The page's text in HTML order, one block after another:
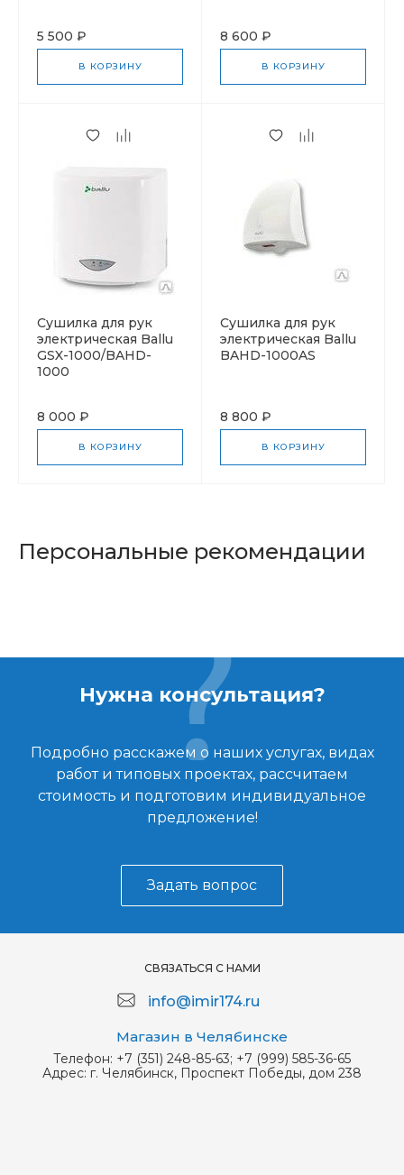
5 500 ₽
В КОРЗИНУ
8 600 ₽
В КОРЗИНУ
Cушилка для рук
электрическая Ballu
GSX-1000/BAHD-
1000
8 000 ₽
В КОРЗИНУ
Cушилка для рук
электрическая Ballu
BAHD-1000AS
8 800 ₽
В КОРЗИНУ
Персональные рекомендации
Нужна консультация?
Подробно расскажем о наших услугах, видах
работ и типовых проектах, рассчитаем
стоимость и подготовим индивидуальное
предложение!
Задать вопрос
СВЯЗАТЬСЯ С НАМИ
info@imir174.ru
Магазин в Челябинске
Телефон: +7 (351) 248-85-63; +7 (999) 585-36-65
Адрес: г. Челябинск, Проспект Победы, дом 238